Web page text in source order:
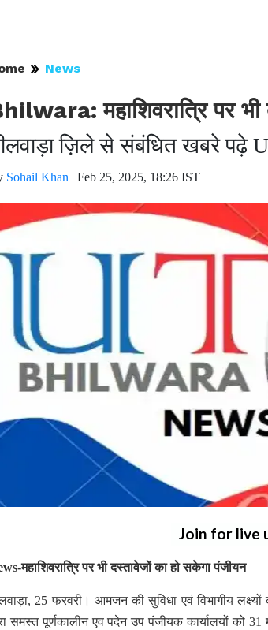
News
महाशिवरात्रि पर
ज़िले से संबंधित खबरे पढ़े
Sohail Khan | Feb 25, 2025, 18:26 IST
Join for live
महाशिवरात्रि पर भी दस्तावेजों का हो सकेगा पंजीयन
25 फरवरी। आमजन की सुविधा एवं विभागीय
समस्त पूर्णकालीन एव पदेन उप पंजीयक कार्यालयों को